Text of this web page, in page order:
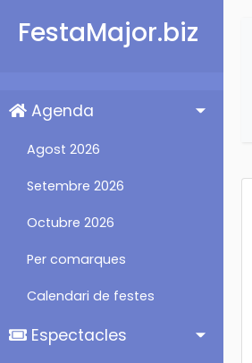
FestaMajor.biz
Agenda
Agost 2026
Setembre 2026
Octubre 2026
Per comarques
Calendari de festes
Espectacles